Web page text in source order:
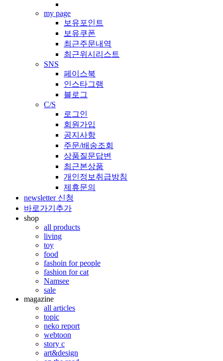
my page
보유포인트
보유쿠폰
최근주문내역
최근위시리스트
SNS
페이스북
인스타그램
블로그
C/S
로그인
회원가입
공지사항
주문/배송조회
상품질문답변
최근본상품
개인정보취급방침
제휴문의
newsletter 신청
바로가기추가
shop
all products
living
toy
food
fashoin for people
fashion for cat
Namsee
sale
magazine
all articles
topic
neko report
webtoon
story c
art&design